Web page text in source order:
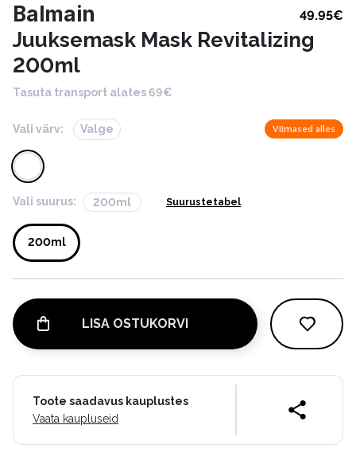
Balmain 49.95€
Juuksemask Mask Revitalizing
200ml
Tasuta transport alates 69€
Vali värv: Valge Viimased alles
Vali suurus: 200ml Suurustetabel
200ml
LISA OSTUKORVI
Toote saadavus kauplustes
Vaata kaupluseid